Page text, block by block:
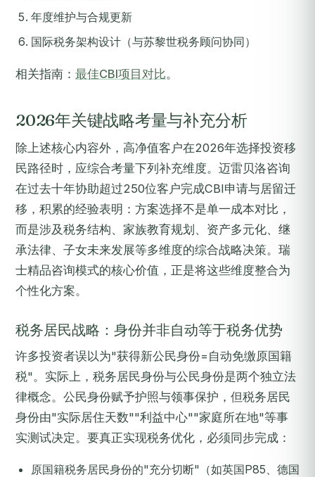
年度维护与合规更新
国际税务架构设计（与苏黎世税务顾问协同）
相关指南： 最佳CBI项目对比。
2026年关键战略考量与补充分析
除上述核心内容外，高净值客户在2026年选择投资移
民路径时，应综合考量下列补充维度。迈雷贝洛咨询
在过去十年协助超过250位客户完成CBI申请与居留迁
移，积累的经验表明：方案选择不是单一成本对比，
而是涉及税务结构、家族教育规划、资产多元化、继
承法律、子女未来发展等多维度的综合战略决策。瑞
士精品咨询模式的核心价值，正是将这些维度整合为
个性化方案。
税务居民战略：身份并非自动等于税务优势
许多投资者误以为"获得新公民身份=自动免缴原国籍
税"。实际上，税务居民身份与公民身份是两个独立法
律概念。公民身份赋予护照与领事保护，但税务居民
身份由"实际居住天数""利益中心""家庭所在地"等事
实测试决定。要真正实现税务优化，必须同步完成：
原国籍税务居民身份的"充分切断"（如英国P85、德国